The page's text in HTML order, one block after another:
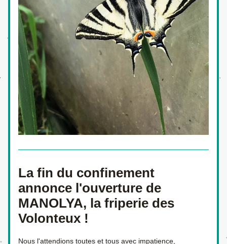
La fin du confinement
annonce l'ouverture de
MANOLYA, la friperie des
Volonteux !